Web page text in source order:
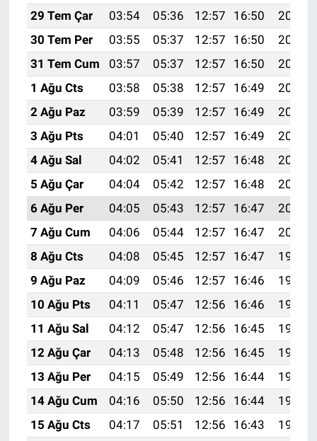
29 Tem Çar
03:54 05:36 12:57 16:50
20:09
30 Tem Per
03:55 05:37 12:57 16:50
20:08
31 Tem Cum
03:57 05:37 12:57 16:50
20:07
1 Ağu Cts
03:58 05:38 12:57 16:49
20:06
2 Ağu Paz
03:59 05:39 12:57 16:49
20:05
3 Ağu Pts
04:01 05:40 12:57 16:49
20:04
4 Ağu Sal
04:02 05:41 12:57 16:48
20:03
5 Ağu Çar
04:04 05:42 12:57 16:48
20:02
6 Ağu Per
04:05 05:43 12:57 16:47
20:01
7 Ağu Cum
04:06 05:44 12:57 16:47
20:00
8 Ağu Cts
04:08 05:45 12:57 16:47
19:59
9 Ağu Paz
04:09 05:46 12:57 16:46
19:57
10 Ağu Pts
04:11 05:47 12:56 16:46
19:56
11 Ağu Sal
04:12 05:47 12:56 16:45
19:55
12 Ağu Çar
04:13 05:48 12:56 16:45
19:54
13 Ağu Per
04:15 05:49 12:56 16:44
19:52
14 Ağu Cum
04:16 05:50 12:56 16:44
19:51
15 Ağu Cts
04:17 05:51 12:56 16:43
19:50